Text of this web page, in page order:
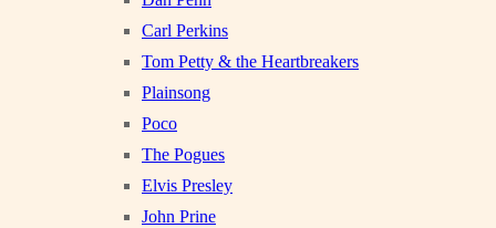
Carl Perkins
Tom Petty & the Heartbreakers
Plainsong
Poco
The Pogues
Elvis Presley
John Prine